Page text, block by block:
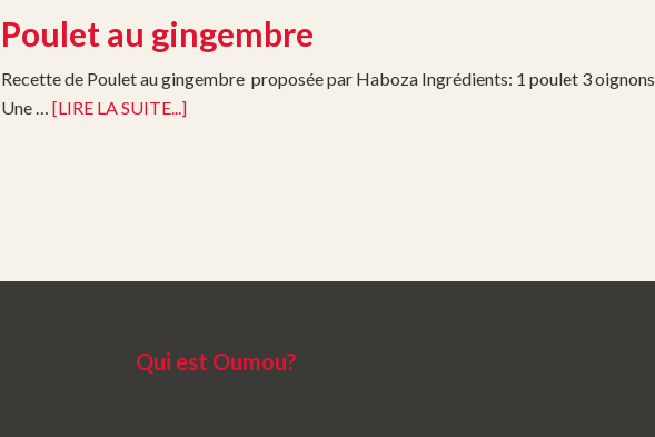
Poulet au gingembre
Recette de Poulet au gingembre proposée par Haboza Ingrédients: 1 poulet 3 oignons
Une … [LIRE LA SUITE...]
Qui est Oumou?